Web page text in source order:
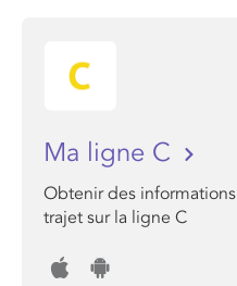
Ma ligne C
Obtenir des
trajet sur la ligne C